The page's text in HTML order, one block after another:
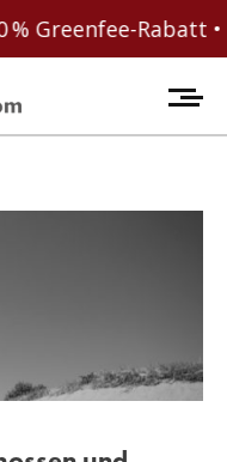
Greenfee-Rabatt